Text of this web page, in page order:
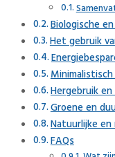
Biologische
Het gebruik
Hergebruik
Groene en
Natuurlijke en
FAQs